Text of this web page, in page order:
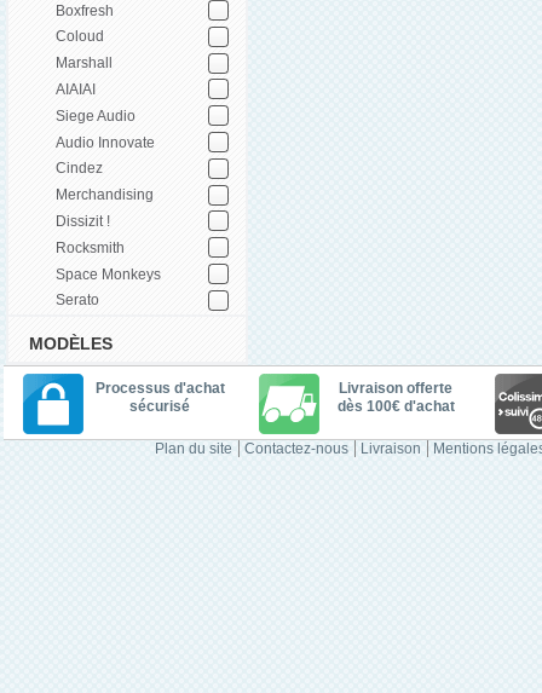
Boxfresh
Coloud
Marshall
AIAIAI
Siege Audio
Audio Innovate
Cindez
Merchandising
Dissizit !
Rocksmith
Space Monkeys
Serato
MODÈLES
Processus d'achat
sécurisé
Livraison offerte
dès 100€ d'achat
Plan du site Contactez-nous Livraison Mentions